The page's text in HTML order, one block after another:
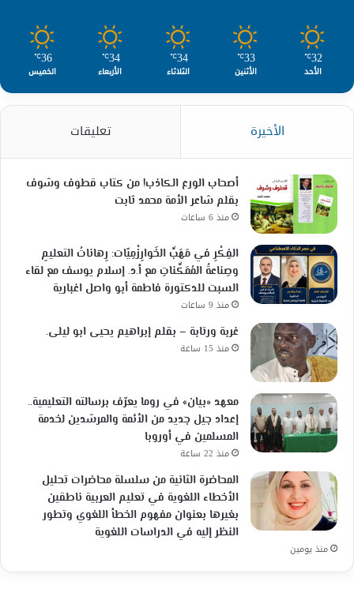
32
℃
الأحد
33
℃
الأثنين
34
℃
الثلاثاء
34
℃
الأربعاء
36
℃
الخميس
الأخيرة تعليقات
أصحاب الورع الكاذب! من كتاب قطوف وشوف
بقلم شاعر الأمة محمد ثابت
منذ 6 ساعات
الفِكْرِ في مَهَبِّ الخَوارِزْمِيّات: رِهاناتُ التعليمِ
وصِناعةُ المُمَكِّناتِ مع أ.د. إسلام يوسف مع لقاء
السبت للدكتورة فاطمة أبو واصل اغبارية
منذ 9 ساعات
غربة ورتابة – بقلم إبراهيم يحيى ابو ليلى.
منذ 15 ساعة
معهد «بيان» في روما يعرّف برسالته التعليمية..
إعداد جيل جديد من الأئمة والمرشدين لخدمة
المسلمين في أوروبا
منذ 22 ساعة
المحاضرة الثانية من سلسلة محاضرات تحليل
الأخطاء اللغوية في تعليم العربية ناطقين
بغيرها بعنوان مفهوم الخطأ اللغوي وتطور
النظر إليه في الدراسات اللغوية
منذ يومين